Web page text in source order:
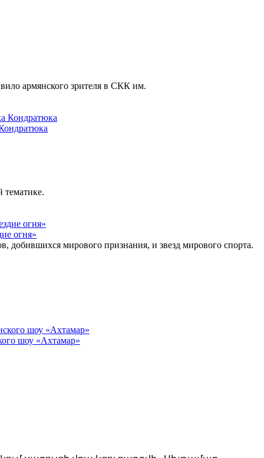
армянского зрителя в СКК им.
тематике.
огня»
мирового признания, и звезд мирового спорта.
шоу «Ахтамар»